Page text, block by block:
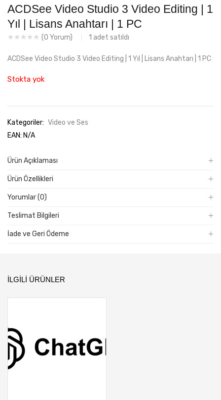
ACDSee Video Studio 3 Video Editing | 1
Yıl | Lisans Anahtarı | 1 PC
(0 Yorum) 1 adet satıldı
₺499,99.fiyat:
₺169,99.
ACDSee Video Studio 3 Video Editing | 1 Yıl | Lisans Anahtarı | 1 PC
Stokta yok
Kategoriler: Video ve Ses
EAN: N/A
Ürün Açıklaması
Ürün Özellikleri
Yorumlar (0)
Teslimat Bilgileri
İade ve Geri Ödeme
İLGILI ÜRÜNLER